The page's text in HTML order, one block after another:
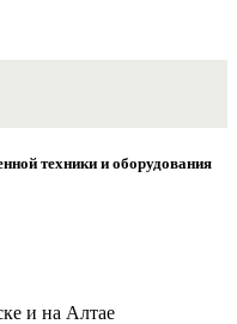
техники и оборудования
и на Алтае